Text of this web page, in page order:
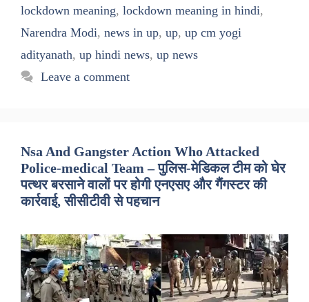
lockdown meaning, lockdown meaning in hindi,
Narendra Modi, news in up, up, up cm yogi
adityanath, up hindi news, up news
Leave a comment
Nsa And Gangster Action Who Attacked
Police-medical Team – पुलिस-मेडिकल टीम को घेर
पत्थर बरसाने वालों पर होगी एनएसए और गैंगस्टर की
कार्रवाई, सीसीटीवी से पहचान